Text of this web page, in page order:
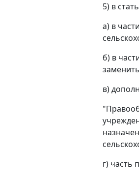
5) в
а) в
б) в
в)
г) часть